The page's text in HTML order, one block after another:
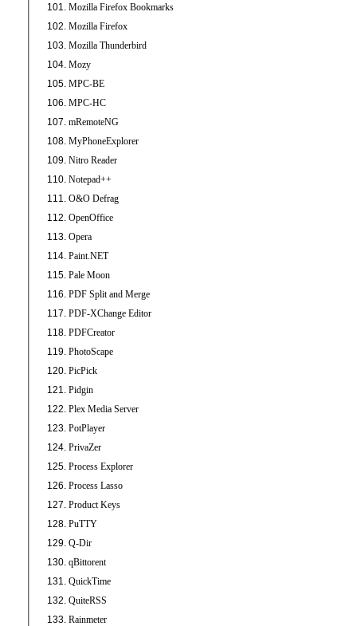
Mozilla Firefox Bookmarks
Mozilla Firefox
Mozilla Thunderbird
Mozy
MPC-BE
MPC-HC
mRemoteNG
MyPhoneExplorer
Nitro Reader
Notepad++
O&O Defrag
OpenOffice
Opera
Paint.NET
Pale Moon
PDF Split and Merge
PDF-XChange Editor
PDFCreator
PhotoScape
PicPick
Pidgin
Plex Media Server
PotPlayer
PrivaZer
Process Explorer
Process Lasso
Product Keys
PuTTY
Q-Dir
qBittorent
QuickTime
QuiteRSS
Rainmeter